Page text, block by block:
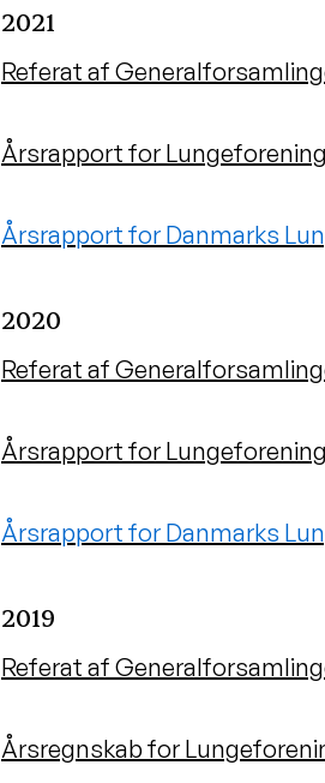
2021
Referat af
Årsrapport for
Årsrapport for Danmarks
2020
Referat af
Årsrapport for
Årsrapport for Danmarks
2019
Referat af
Årsregnskab for